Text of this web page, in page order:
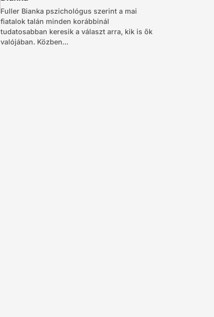
Fuller Bianka pszichológus szerint a mai
fiatalok talán minden korábbinál
tudatosabban keresik a választ arra, kik is ők
valójában. Közben...